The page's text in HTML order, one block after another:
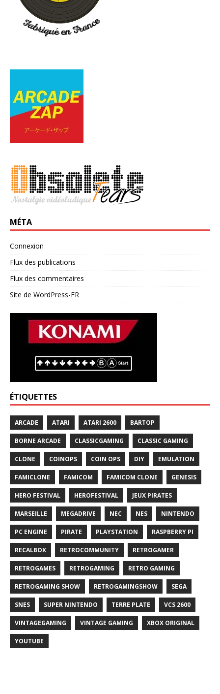
MÉTA
Connexion
Flux des publications
Flux des commentaires
Site de WordPress-FR
ÉTIQUETTES
ARCADE ATARI ATARI 2600 BARTOP
BORNE ARCADE CLASSICGAMING CLASSIC GAMING
CLONE COINOPS COIN OPS DIY EMULATION
FAMICLONE FAMICOM FAMICOM CLONE GENESIS
HERO FESTIVAL HEROFESTIVAL JEUX PIRATES
MARSEILLE MEGADRIVE NEC NES NINTENDO
PC ENGINE PIRATE PLAYSTATION RASPBERRY PI
RECALBOX RETROCOMMUNITY RETROGAMER
RETROGAMES RETROGAMING RETRO GAMING
RETROGAMING SHOW RETROGAMINGSHOW SEGA
SNES SUPER NINTENDO TERRE PLATE VCS 2600
VINTAGEGAMING VINTAGE GAMING XBOX ORIGINAL
YOUTUBE